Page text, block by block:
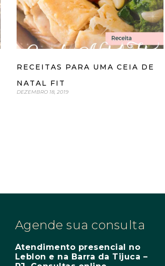
RECEITAS PARA UMA CEIA DE
NATAL FIT
DEZEMBRO 18, 2019
Agende sua consulta
Atendimento presencial no
Leblon e na Barra da Tijuca –